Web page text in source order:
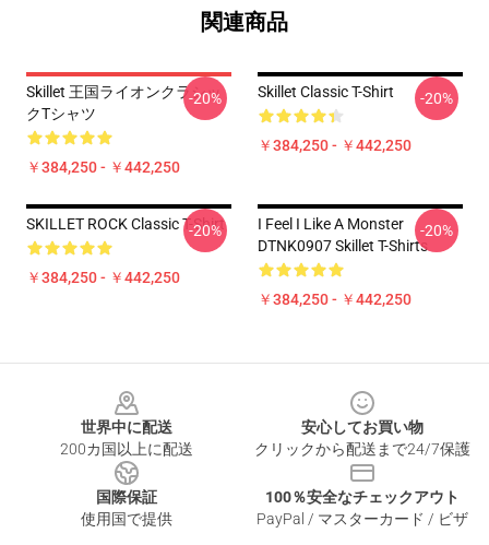
関連商品
Skillet 王国ライオンクラシッ
クTシャツ
￥384,250 - ￥442,250
-20% Skillet Classic T-Shirt
￥384,250 - ￥442,250
-20%
SKILLET ROCK Classic T-Shirt
￥384,250 - ￥442,250
-20%
I Feel I Like A Monster
DTNK0907 Skillet T-Shirts
￥384,250 - ￥442,250
-20%
世界中に配送
200カ国以上に配送
安心してお買い物
クリックから配送まで24/7保護
国際保証
使用国で提供
100％安全なチェックアウト
PayPal / マスターカード / ビザ